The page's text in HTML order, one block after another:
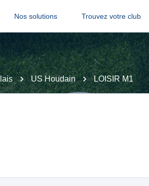
Nos solutions Trouvez votre club
US Houdain LOISIR M1